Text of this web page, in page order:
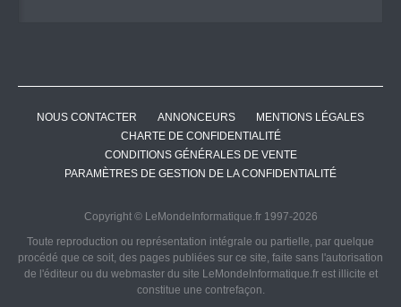
NOUS CONTACTER ANNONCEURS
MENTIONS LÉGALES
CHARTE DE CONFIDENTIALITÉ
CONDITIONS GÉNÉRALES DE VENTE
PARAMÈTRES DE GESTION DE LA CONFIDENTIALITÉ
Copyright © LeMondeInformatique.fr 1997-2026
Toute reproduction ou représentation intégrale ou partielle, par quelque
procédé que ce soit, des pages publiées sur ce site, faite sans l'autorisation
de l'éditeur ou du webmaster du site LeMondeInformatique.fr est illicite et
constitue une contrefaçon.